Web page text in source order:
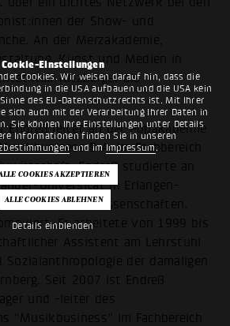
Cookie-Einstellungen
Cookies. Wir weisen darauf hin, dass die
in die USA aufbauen und die USA kein
des EU-Datenschutzrechts ist. Mit Ihrer
sich auch mit der Verarbeitung Ihrer Daten in
Sie können Ihre Einstellungen unter Details
Informationen finden Sie in unseren
und imImpressum .
Details einblenden
der Show- und
An der Merzakademie,
Kunst und Medien in
Ralf Kitzberger als
Endreß leitet an der Popakademie
B.A. im Fachbereich
Endreß studierte an
Universität in Erlangen-
und Sozialwissenschaften.
Er arbeitete von 1999 bis
Assistent am Lehrstuhl
der damaligen
Seit 2007 ist Endreß
und -leiter des
“Musikbusiness” im Fachbereich